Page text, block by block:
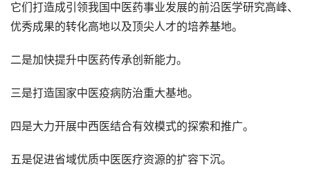
它们打造成引领我国中医药事业发展的前沿医学研究高峰、
优秀成果的转化高地以及顶尖人才的培养基地。
二是加快提升中医药传承创新能力。
三是打造国家中医疫病防治重大基地。
四是大力开展中西医结合有效模式的探索和推广。
五是促进省域优质中医医疗资源的扩容下沉。